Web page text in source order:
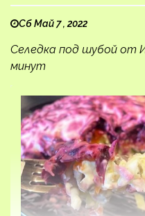
Сб Май 7 , 2022
Селедка под шубой от
минут